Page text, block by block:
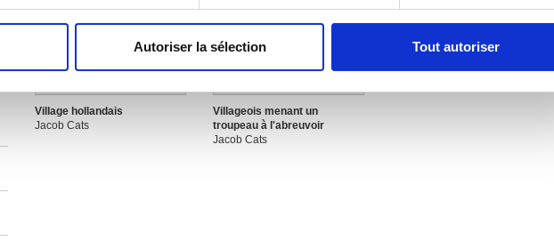
de publicité et d'analyse, qui peuvent combiner celles-ci avec d'autres informations que
ont collectées lors de votre utilisation de leurs services.
Autoriser la sélection Tout autoriser
Village hollandais
Jacob Cats
Villageois menant un
troupeau à l'abreuvoir
Jacob Cats